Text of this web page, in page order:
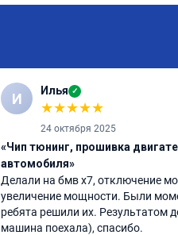
И Илья ✓
★★★★★
24 октября 2025
«Чип тюнинг, прошивка
автомобиля»
Делали на бмв х7, отключение
увеличение мощности. Были
ребята решили их. Результатом
машина поехала), спасибо.